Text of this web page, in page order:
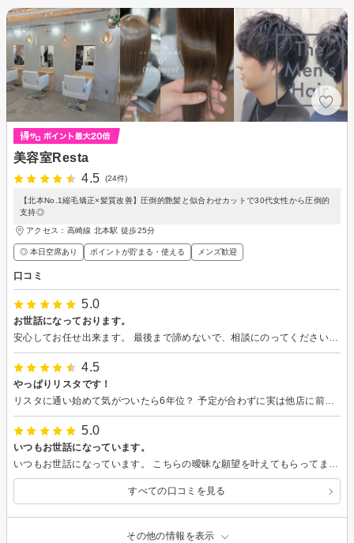
美容室Resta
4.5
(24件)
【北本No.1縮毛矯正×髪質改善】圧倒的艶髪と似合わせカットで30代女性から圧倒的
支持◎
アクセス：高崎線 北本駅 徒歩25分
◎ 本日空席あり ポイントが貯まる・使える メンズ歓迎
口コミ
5.0
お世話になっております。
安心してお任せ出来ます。 最後まで諦めないで、相談にのってくださいます☺️ カットは凄く知識があって、可愛くしてくれます。
4.5
やっぱりリスタです！
リスタに通い始めて気がついたら6年位？ 予定が合わずに実は他店に前回行きました。 すると帰宅するなり娘からお母さんはリスタがあってるね！と！ 嬉しくて店長の岩渕さんにもお伝えしましたが！ これからも私は浮気せずにリスタに通います。 よろしくお願いします！
5.0
いつもお世話になっています。
いつもお世話になっています。 こちらの曖昧な願望を叶えてもらってます。 カットの時間がとても楽しいです。 次回もよろしくお願いします♀
すべての口コミを見る
その他の情報を表示